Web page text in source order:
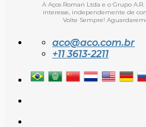
A Aços Roman Ltda e o Grupo
interesse, independemente de
Volte Sempre!
aco@aco.com.br
+11 3613-2211